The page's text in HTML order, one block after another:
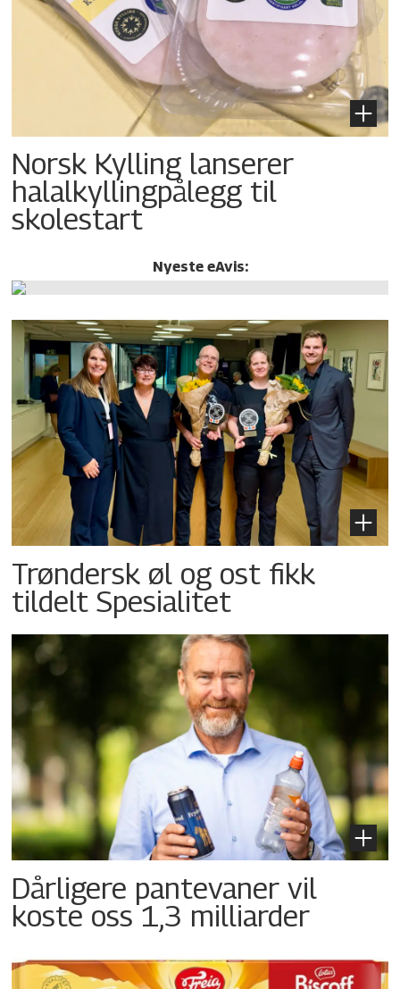
Norsk Kylling lanserer
halalkylling­pålegg til
skolestart
Nyeste eAvis:
Trøndersk øl og ost fikk
tildelt Spesialitet
Dårligere pantevaner vil
koste oss 1,3 milliarder